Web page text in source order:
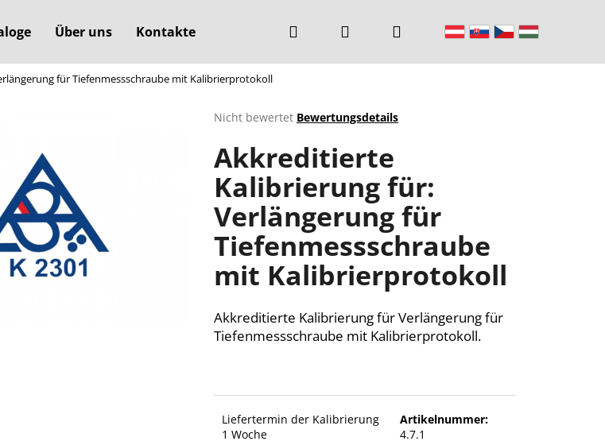
Über uns Kontakte Suchen Warenkorb
für Tiefenmessschraube mit Kalibrierprotokoll
Die
Produktbewertung
ist
0,0
von
5
Sternen.
Nicht bewertet Bewertungsdetails
Akkreditierte
Kalibrierung für:
Verlängerung für
Tiefenmessschraube
mit Kalibrierprotokoll
Akkreditierte Kalibrierung für Verlängerung für
Tiefenmessschraube mit Kalibrierprotokoll.
Liefertermin der Kalibrierung
1 Woche
Artikelnummer:
4.7.1
Sie?